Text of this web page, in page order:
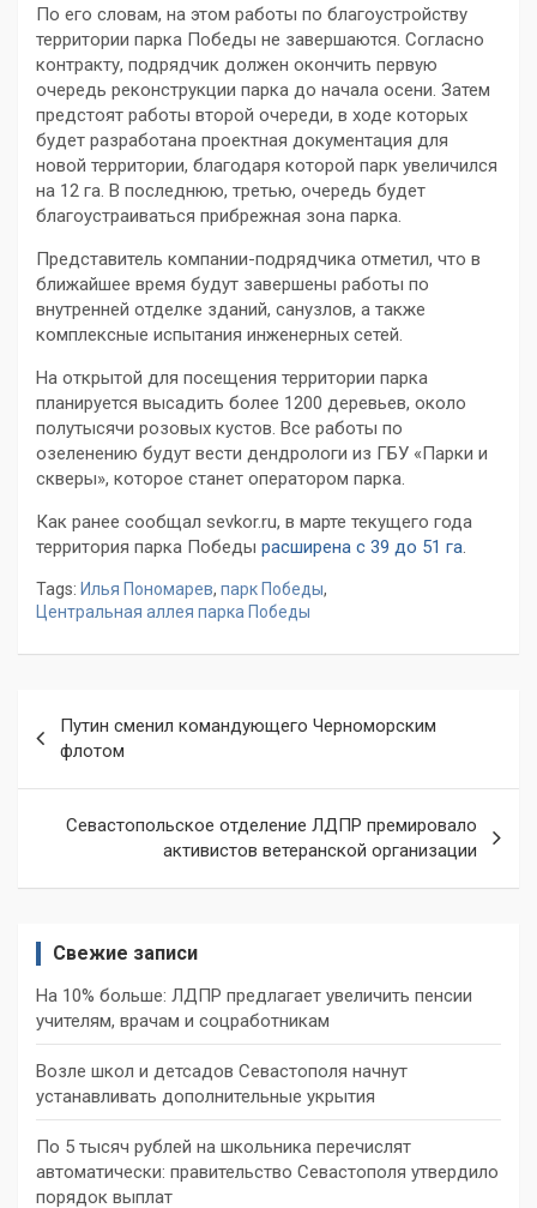
По его словам, на этом работы по благоустройству
территории парка Победы не завершаются. Согласно
контракту, подрядчик должен окончить первую
очередь реконструкции парка до начала осени. Затем
предстоят работы второй очереди, в ходе которых
будет разработана проектная документация для
новой территории, благодаря которой парк увеличился
на 12 га. В последнюю, третью, очередь будет
благоустраиваться прибрежная зона парка.
Представитель компании-подрядчика отметил, что в
ближайшее время будут завершены работы по
внутренней отделке зданий, санузлов, а также
комплексные испытания инженерных сетей.
На открытой для посещения территории парка
планируется высадить более 1200 деревьев, около
полутысячи розовых кустов. Все работы по
озеленению будут вести дендрологи из ГБУ «Парки и
скверы», которое станет оператором парка.
Как ранее сообщал sevkor.ru, в марте текущего года
территория парка Победы расширена с 39 до 51 га.
Tags: Илья Пономарев, парк Победы,
Центральная аллея парка Победы
по
записям
Путин сменил командующего Черноморским
флотом
Севастопольское отделение ЛДПР премировало
активистов ветеранской организации
Свежие записи
На 10% больше: ЛДПР предлагает увеличить пенсии
учителям, врачам и соцработникам
Возле школ и детсадов Севастополя начнут
устанавливать дополнительные укрытия
По 5 тысяч рублей на школьника перечислят
автоматически: правительство Севастополя утвердило
порядок выплат